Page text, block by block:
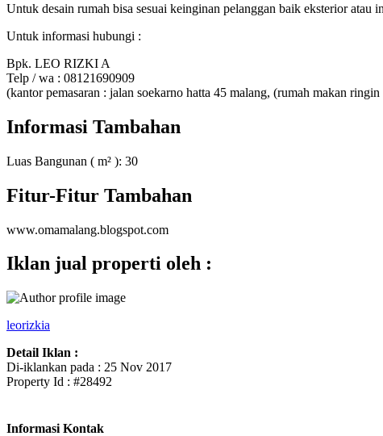
Untuk desain rumah bisa sesuai keinginan pelanggan baik eksterior atau
Untuk informasi hubungi :
Bpk. LEO RIZKI A
Telp / wa : 08121690909
(kantor pemasaran : jalan soekarno hatta 45 malang, (rumah makan
Informasi Tambahan
Luas Bangunan ( m² ): 30
Fitur-Fitur Tambahan
www.omamalang.blogspot.com
Iklan jual properti oleh :
leorizkia
Detail Iklan :
Di-iklankan pada : 25 Nov 2017
Property Id : #28492
Informasi Kontak